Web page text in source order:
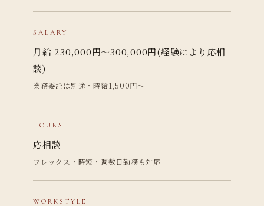
SALARY
月給 230,000円〜300,000円(経験により応相
談)
業務委託は別途・時給1,500円〜
HOURS
応相談
フレックス・時短・週数日勤務も対応
WORKSTYLE